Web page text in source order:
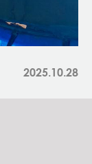
2025.10.28